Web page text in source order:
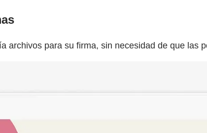
archivos para su firma, sin necesidad de que las